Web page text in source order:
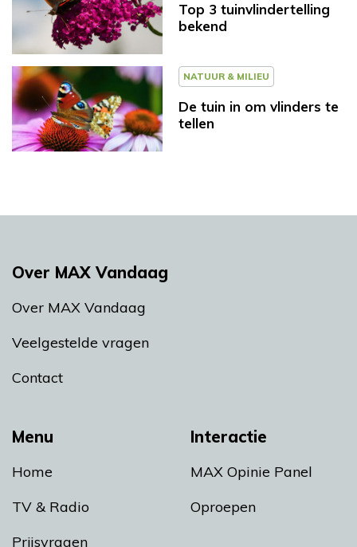
Top 3 tuinvlindertelling
bekend
NATUUR & MILIEU
De tuin in om vlinders te
tellen
Menu
Home
TV & Radio
Prijsvragen
Interactie
MAX Opinie Panel
Oproepen
Over MAX Vandaag
Over MAX Vandaag
Veelgestelde vragen
Contact